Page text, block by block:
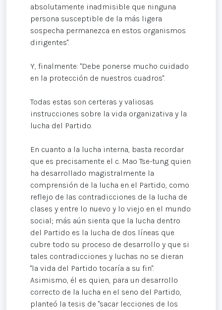
absolutamente inadmisible que ninguna
persona susceptible de la más ligera
sospecha permanezca en estos organismos
dirigentes".
Y, finalmente: "Debe ponerse mucho cuidado
en la protección de nuestros cuadros".
Todas estas son certeras y valiosas
instrucciones sobre la vida organizativa y la
lucha del Partido.
En cuanto a la lucha interna, basta recordar
que es precisamente el c. Mao Tse-tung quien
ha desarrollado magistralmente la
comprensión de la lucha en el Partido, como
reflejo de las contradicciones de la lucha de
clases y entre lo nuevo y lo viejo en el mundo
social; más aún sienta que la lucha dentro
del Partido es la lucha de dos líneas que
cubre todo su proceso de desarrollo y que si
tales contradicciones y luchas no se dieran
"la vida del Partido tocaría a su fin".
Asimismo, él es quien, para un desarrollo
correcto de la lucha en el seno del Partido,
planteó la tesis de "sacar lecciones de los